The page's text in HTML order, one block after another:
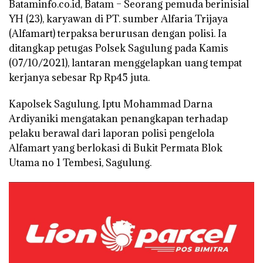
Bataminfo.co.id, Batam – Seorang pemuda berinisial
YH (23), karyawan di PT. sumber Alfaria Trijaya
(Alfamart) terpaksa berurusan dengan polisi. Ia
ditangkap petugas Polsek Sagulung pada Kamis
(07/10/2021), lantaran menggelapkan uang tempat
kerjanya sebesar Rp Rp45 juta.
Kapolsek Sagulung, Iptu Mohammad Darna
Ardiyaniki mengatakan penangkapan terhadap
pelaku berawal dari laporan polisi pengelola
Alfamart yang berlokasi di Bukit Permata Blok
Utama no 1 Tembesi, Sagulung.